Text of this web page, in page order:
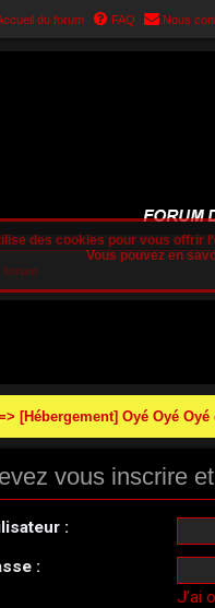
du forum FAQ Nous
forum
[Hébergement] Oyé Oyé
vous inscrire
:
:
J’ai
des cookies pour vous offrir
Vous pouvez en